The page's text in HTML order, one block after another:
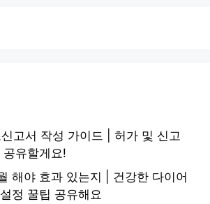
고서 작성 가이드 | 허가 및 신고
유할게요!
해야 효과 있는지 | 건강한 다이어
정 꿀팁 공유해요